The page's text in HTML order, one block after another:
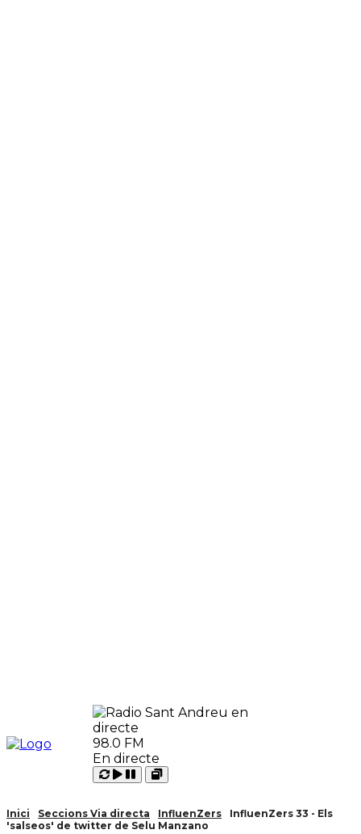
98.0 FM
En directe
Carregant
Reproduir
Pausar
Open
Inici Seccions Via directa InfluenZers
InfluenZers 33 - Els
'salseos' de twitter de Selu Manzano